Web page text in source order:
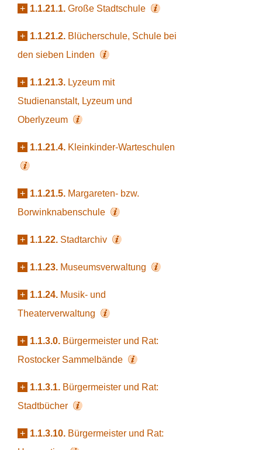
+ 1.1.21.1. Große Stadtschule
+ 1.1.21.2. Blücherschule, Schule bei
den sieben Linden
+ 1.1.21.3. Lyzeum mit
Studienanstalt, Lyzeum und
Oberlyzeum
+ 1.1.21.4. Kleinkinder-Warteschulen
+ 1.1.21.5. Margareten- bzw.
Borwinknabenschule
+ 1.1.22. Stadtarchiv
+ 1.1.23. Museumsverwaltung
+ 1.1.24. Musik- und
Theaterverwaltung
+ 1.1.3.0. Bürgermeister und Rat:
Rostocker Sammelbände
+ 1.1.3.1. Bürgermeister und Rat:
Stadtbücher
+ 1.1.3.10. Bürgermeister und Rat: